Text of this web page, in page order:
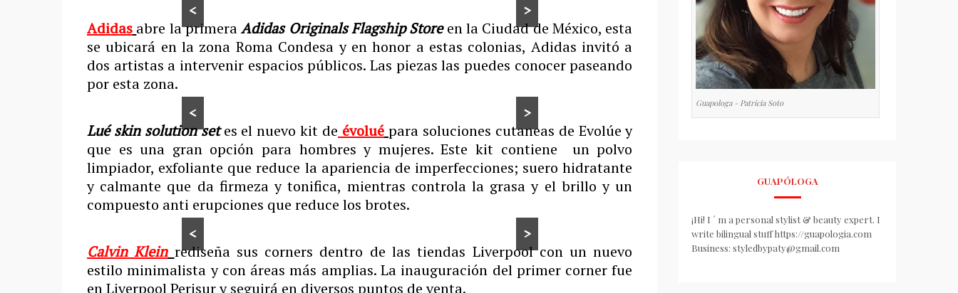
<
>
Adidas abre la primeraAdidas OriginalsFlagship Storeen la Ciudad de México, esta
se ubicará en la zona Roma Condesa y en honor a estas colonias, Adidas invitó a
dos artistas a intervenir espacios públicos. Las piezas las puedes conocer paseando
por esta zona.
<
>
Lué skin solution setes el nuevo kit de évolué para soluciones cutaneas de Evolúe y
que es una gran opción para hombres y mujeres. Este kit contiene un polvo
limpiador, exfoliante que reduce la apariencia de imperfecciones; suero hidratante
y calmante que da firmeza y tonifica, mientras controla la grasa y el brillo y un
compuesto anti erupciones que reduce los brotes.
<
>
Calvin Klein rediseña sus corners dentro de las tiendas Liverpool con un nuevo
estilo minimalista y con áreas más amplias. La inauguración del primer corner fue
en Liverpool Perisur y seguirá en diversos puntos de venta.
Guapologa - Patricia Soto
GUAPÓLOGA
¡Hi! I ´ m a personal stylist & beauty expert. I
write bilingual stuff https://guapologia.com
Business: styledbypaty@gmail.com